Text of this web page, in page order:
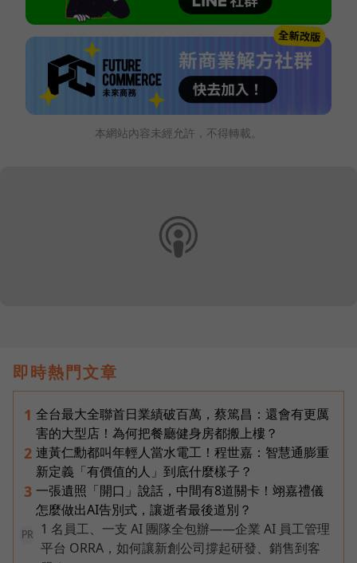
本網站內容未經允許，不得轉載。
即時熱門文章
1 全台最大全聯首日業績破百萬，蔡篤昌：還會有更厲
害的大型店！為何把餐廳健身房都搬上樓？
2 連黃仁勳都叫年輕人當水電工！程世嘉：智慧通膨重
新定義「有價值的人」到底什麼樣子？
3 一張遺照「開口」說話，中間有8道關卡！翊嘉禮儀
怎麼做出AI告別式，讓逝者最後道別？
PR
1 名員工、一支 AI 團隊全包辦——企業 AI 員工管理
平台 ORRA，如何讓新創公司撐起研發、銷售到客